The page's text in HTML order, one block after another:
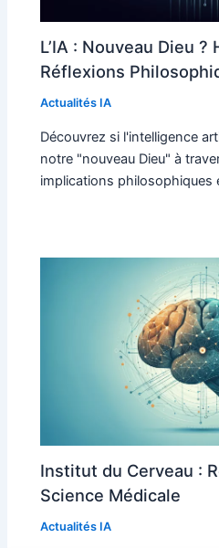
L’IA : Nouveau Dieu
Réflexions
Actualités IA
Découvrez si l'intelligence
notre "nouveau Dieu" à
implications philosophiques
Institut du Cerveau :
Science Médicale
Actualités IA